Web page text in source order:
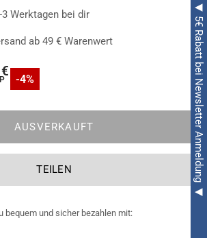
◀ 5€ Rabatt bei Newsletter Anmeldung ◀
auf sich zieht. Mit einem
verwenden diesen Hingucker ebenso
maritime Outfits!
Werktagen bei dir
ab 49 € Warenwert
-4%
AUSVERKAUFT
TEILEN
bequem und sicher bezahlen mit: